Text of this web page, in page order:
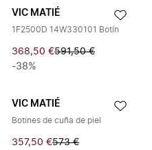
VIC MATIÉ
1F2500D 14W330101 Botín
368,50 €591,50 €
-38%
VIC MATIÉ
Botines de cuña de piel
357,50 €573 €